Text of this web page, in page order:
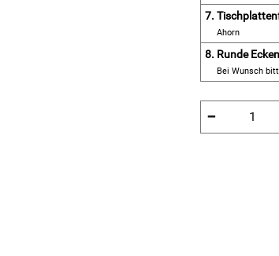
7.
Ahorn
8. Runde Ecken
Bei Wunsch
−